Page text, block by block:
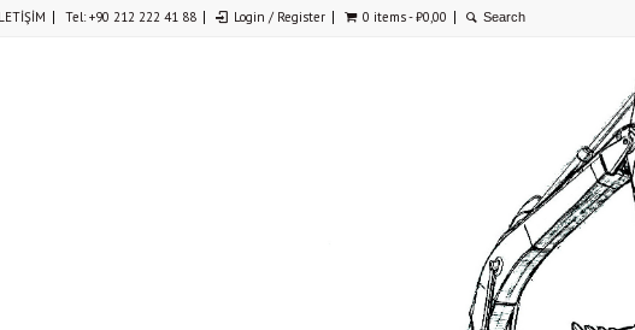
Tel: +90 212 222 41 88 Login / Register 0 items -₺0,00